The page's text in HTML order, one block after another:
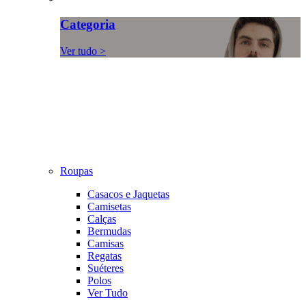
Categoria
Ver tudo >
Roupas
Casacos e Jaquetas
Camisetas
Calças
Bermudas
Camisas
Regatas
Suéteres
Polos
Ver Tudo